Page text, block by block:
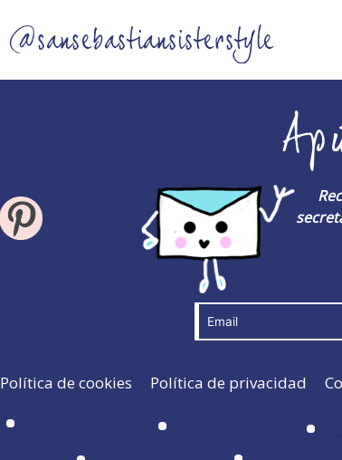
@sansebastiansisterstyle
Política de cookies Política de privacidad